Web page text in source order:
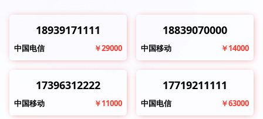
18939171111
中国电信 ￥29000
18839070000
中国移动 ￥14000
17396312222
中国移动 ￥11000
17719211111
中国电信 ￥63000